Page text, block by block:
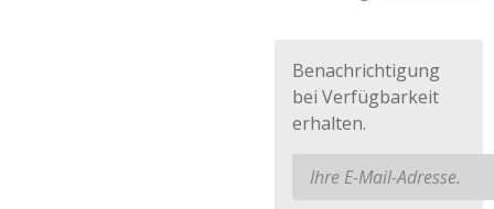
Benachrichtigung
bei Verfügbarkeit
erhalten.